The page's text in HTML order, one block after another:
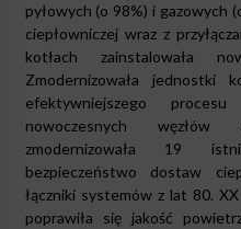
pyłowych (o 98%) i gazowych
ciepłowniczej wraz z
kotłach zainstalowała
Zmodernizowała jednostki
efektywniejszego
nowoczesnych
zmodernizowała 19
bezpieczeństwo dostaw
łączniki systemów z lat 80.
poprawiła się jakość